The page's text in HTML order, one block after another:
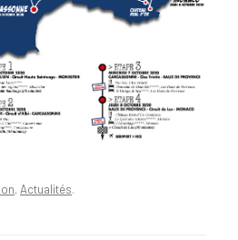
, Actualités.